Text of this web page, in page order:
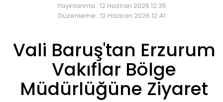
Yayınlanma : 12 Haziran 2026 12:35
Düzenleme : 12 Haziran 2026 12:41
Vali Baruş'tan Erzurum
Vakıflar Bölge
Müdürlüğüne Ziyaret